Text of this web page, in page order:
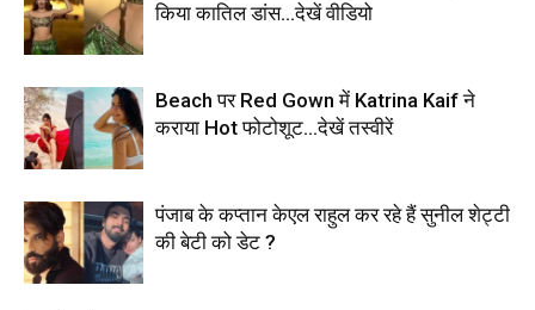
किया कातिल डांस…देखें वीडियो
Beach पर Red Gown में Katrina Kaif ने
कराया Hot फोटोशूट…देखें तस्वीरें
पंजाब के कप्तान केएल राहुल कर रहे हैं सुनील शेट्टी
की बेटी को डेट ?